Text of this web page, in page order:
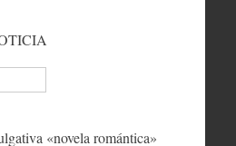
«novela romántica»